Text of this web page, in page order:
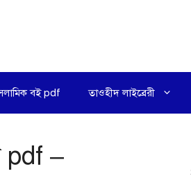
বই pdf তাওহীদ লাইব্রেরী
pdf –